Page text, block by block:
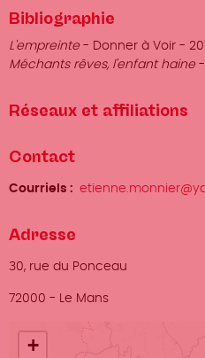
Bibliographie
L'empreinte - Donner à Voir - 2011
Méchants rêves, l'enfant haine
Réseaux et affiliations
Contact
Courriels
Adresse
Adresse
30, rue du Ponceau
Ville
72000 - Le Mans
Localisation
+